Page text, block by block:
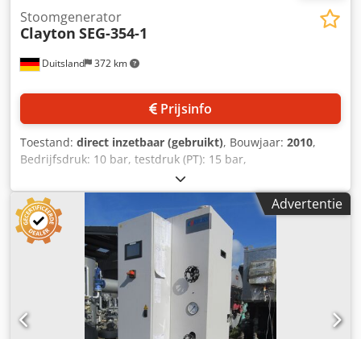
Duitsland 372 km
Stoomgenerator
Clayton SEG-354-1
Prijsinfo
Toestand: direct inzetbaar (gebruikt), Bouwjaar: 2010,
Bedrijfsdruk: 10 bar, testdruk (PT): 15 bar,
stoomtemperatuur (TS): 184°C, waterinhoud: 916 l,
stoomcapaciteit: 5480 kg/u, verwarmingsoppervlak (HS):
73,4 m², warmtevermogen: 3437 kW, max.
brandervermogen: 3772 kW, min. brandervermogen: 1320
kW, regelaar-gasdruk: 150 mbar, brander-gasdruk: 5–65
mbar, nominaal gasverbruik: 406,9 Nm³/u, stroomverbruik:
46,2 A, lengte: 3000 mm, breedte: 1900 mm, hoogte: 3300
mm. Bezichtiging ter plaatse is mogelijk. Dcedpjzhntxefx
Ah Iek
Advertentie